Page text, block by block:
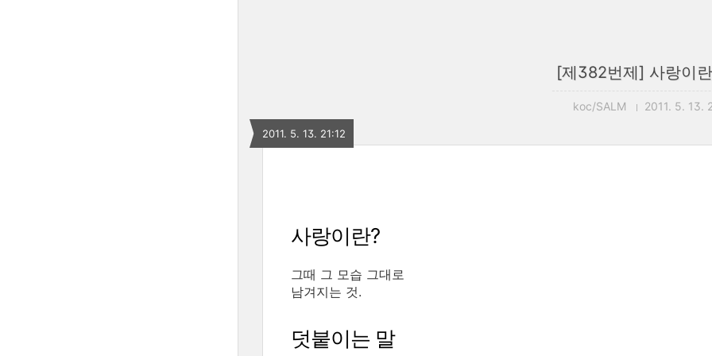
[제382번제] 사랑이
koc/SALM 2011. 5. 13.
2011. 5. 13. 21:12
사랑이란?
그때 그 모습 그대로
남겨지는 것.
덧붙이는 말